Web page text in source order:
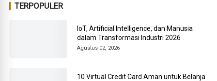
TERPOPULER
IoT, Artificial Intelligence, dan Manusia
dalam Transformasi Industri 2026
Agustus 02, 2026
10 Virtual Credit Card Aman untuk Belanja